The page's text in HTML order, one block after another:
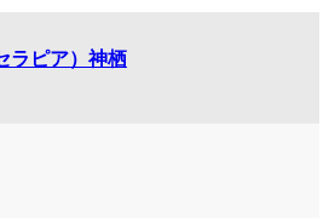
顔になれる楽しい会話もありますよ
だくお客様にとってはもちろん、働
地の良い、最高の癒し空間づくりを
の喧騒を忘れ、ほっとひと息つける
極上のひとときを、ぜひご体感くだ
ラピア）神栖